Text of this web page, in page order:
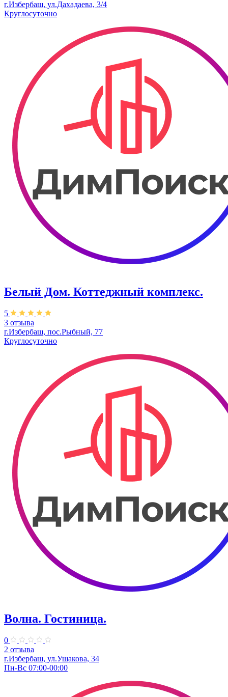
г.Избербаш, ул.Дахадаева, 3/4
Круглосуточно
Белый Дом. ​Коттеджный комплекс.
5
3 отзыва
г.Избербаш, пос.Рыбный, 77
Круглосуточно
Волна. Гостиница.
0
2 отзыва
г.Избербаш, ул.Ушакова, 34
Пн-Вс 07:00-00:00